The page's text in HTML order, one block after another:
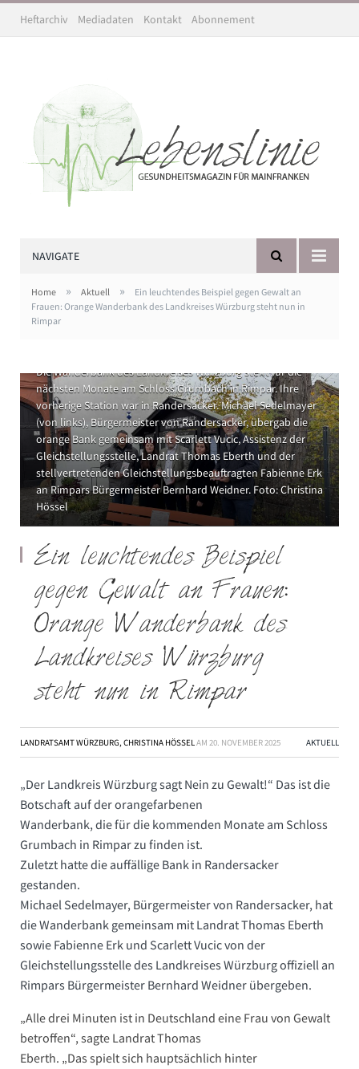
Heftarchiv Mediadaten Kontakt Abonnement
NAVIGATE
Home » Aktuell »
Ein leuchtendes Beispiel gegen Gewalt an
Frauen: Orange Wanderbank des Landkreises Würzburg steht nun in
Rimpar
Die Wanderbank des Landkreises Würzburg steht für die
nächsten Monate am Schloss Grumbach in Rimpar. Ihre
vorherige Station war in Randersacker. Michael Sedelmayer
(von links), Bürgermeister von Randersacker, übergab die
orange Bank gemeinsam mit Scarlett Vucic, Assistenz der
Gleichstellungsstelle, Landrat Thomas Eberth und der
stellvertretenden Gleichstellungsbeauftragten Fabienne Erk
an Rimpars Bürgermeister Bernhard Weidner. Foto: Christina
Hössel
Ein leuchtendes Beispiel
gegen Gewalt an Frauen:
Orange Wanderbank des
Landkreises Würzburg
steht nun in Rimpar
LANDRATSAMT WÜRZBURG, CHRISTINA HÖSSELAM 20. NOVEMBER 2025 AKTUELL
„Der Landkreis Würzburg sagt Nein zu Gewalt!“ Das ist die
Botschaft auf der orangefarbenen
Wanderbank, die für die kommenden Monate am Schloss
Grumbach in Rimpar zu finden ist.
Zuletzt hatte die auffällige Bank in Randersacker
gestanden.
Michael Sedelmayer, Bürgermeister von Randersacker, hat
die Wanderbank gemeinsam mit Landrat Thomas Eberth
sowie Fabienne Erk und Scarlett Vucic von der
Gleichstellungsstelle des Landkreises Würzburg offiziell an
Rimpars Bürgermeister Bernhard Weidner übergeben.
„Alle drei Minuten ist in Deutschland eine Frau von Gewalt
betroffen“, sagte Landrat Thomas
Eberth. „Das spielt sich hauptsächlich hinter